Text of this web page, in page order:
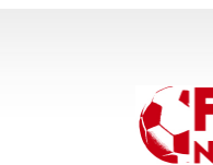
SM CAEN -
Le Rouennais Nassim